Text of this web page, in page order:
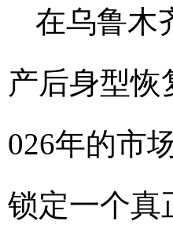
在乌鲁木
产后身型恢
026年的市
锁定一个真